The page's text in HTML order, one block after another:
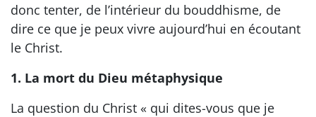
donc tenter, de l’intérieur du bouddhisme, de
dire ce que je peux vivre aujourd’hui en écoutant
le Christ.
1. La mort du Dieu métaphysique
La question du Christ « qui dites-vous que je